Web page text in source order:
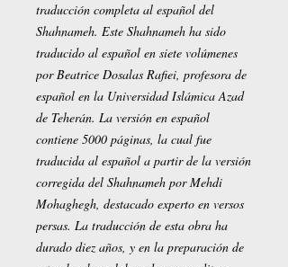
traducción completa al español del
Shahnameh. Este Shahnameh ha sido
traducido al español en siete volúmenes
por Beatrice Dosalas Rafiei, profesora de
español en la Universidad Islámica Azad
de Teherán. La versión en español
contiene 5000 páginas, la cual fue
traducida al español a partir de la versión
corregida del Shahnameh por Mehdi
Mohaghegh, destacado experto en versos
persas. La traducción de esta obra ha
durado diez años, y en la preparación de